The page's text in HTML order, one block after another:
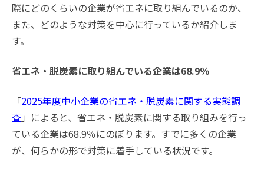
際にどのくらいの企業が省エネに取り組んでいるのか、
また、どのような対策を中心に行っているか紹介しま
す。
省エネ・脱炭素に取り組んでいる企業は68.9％
「2025年度中小企業の省エネ・脱炭素に関する実態調
査」によると、省エネ・脱炭素に関する取り組みを行っ
ている企業は68.9％にのぼります。すでに多くの企業
が、何らかの形で対策に着手している状況です。